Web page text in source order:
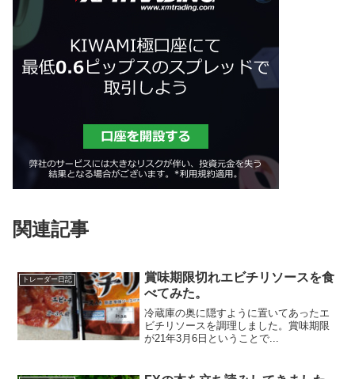
関連記事
トレーダー日記
賞味期限切れエビチリソースを食
べてみた。
冷蔵庫の奥に隠すように置いてあったエ
ビチリソースを調理しました。賞味期限
が21年3月6日ということで...